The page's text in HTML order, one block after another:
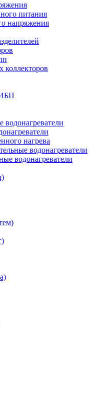
питания
напряжения
коллекторов
ИБП
водонагреватели
нагрева
водонагреватели
водонагреватели